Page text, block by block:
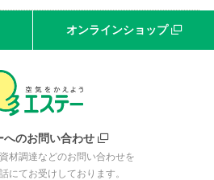
オンラインショップ
へのお問い合わせ
材調達などのお問い合わせを
にてお受けしております。